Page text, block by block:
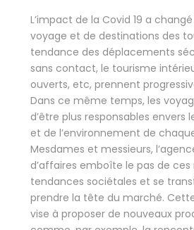
L’impact de la Covid 19 a
voyage et de destinations des
tendance des déplacements
sans contact, le tourisme
ouverts, etc, prennent
Dans ce même temps, les
d’être plus responsables envers
et de l’environnement de
Mesdames et messieurs,
d’affaires emboîte le pas de ces
tendances sociétales et se
prendre la tête du marché.
vise à proposer de nouveaux